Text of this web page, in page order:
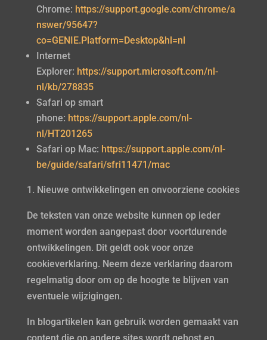
Chrome: https://support.google.com/chrome/a
nswer/95647?
co=GENIE.Platform=Desktop&hl=nl
Internet
Explorer: https://support.microsoft.com/nl-
nl/kb/278835
Safari op smart
phone: https://support.apple.com/nl-
nl/HT201265
Safari op Mac: https://support.apple.com/nl-
be/guide/safari/sfri11471/mac
Nieuwe ontwikkelingen en onvoorziene cookies
De teksten van onze website kunnen op ieder
moment worden aangepast door voortdurende
ontwikkelingen. Dit geldt ook voor onze
cookieverklaring. Neem deze verklaring daarom
regelmatig door om op de hoogte te blijven van
eventuele wijzigingen.
In blogartikelen kan gebruik worden gemaakt van